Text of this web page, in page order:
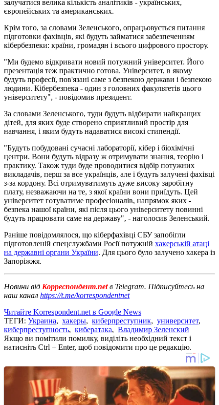
залучатися велика кількість аналітиків - українських,
європейських та американських.
Крім того, за словами Зеленського, опрацьовується питання
підготовки фахівців, які будуть займатися забезпеченням
кібербезпеки: країни, громадян і всього цифрового простору.
"Ми будемо відкривати новий потужний університет. Його
презентація теж практично готова. Університет, в якому
будуть професії, пов'язані саме з безпекою держави і безпекою
людини. Кібербезпека - один з головних факультетів цього
університету", - повідомив президент.
За словами Зеленського, туди будуть відбирати найкращих
дітей, для яких буде створено сприятливий простір для
навчання, і яким будуть надаватися високі стипендії.
"Будуть побудовані сучасні лабораторії, кібер і біохімічні
центри. Вони будуть відразу ж отримувати знання, теорію і
практику. Також туди буде проводитися відбір потужних
викладачів, перш за все українців, але і будуть залучені фахівці
з-за кордону. Всі отримуватимуть дуже високу заробітну
плату, незважаючи на те, з якої країни вони приїдуть. Цей
університет готуватиме професіоналів, напрямок яких -
безпека нашої країни, які після цього університету повинні
будуть працювати саме на державу", - наголосив Зеленський.
Раніше повідомлялося, що кіберфахівці СБУ запобігли
підготовленій спецслужбами Росії потужній хакерській атаці
на державні органи України. Для цього було залучено хакера із
Запоріжжя.
Новини від Корреспондент.netв Telegram. Підписуйтесь на
наш канал https://t.me/korrespondentnet
Читайте Korrespondent.net в Google News
ТЕГИ: Украина, хакеры, киберпреступник, университет,
киберпреступность, кибератака, Владимир Зеленский
Якщо ви помітили помилку, виділіть необхідний текст і
натисніть Ctrl + Enter, щоб повідомити про це редакцію.